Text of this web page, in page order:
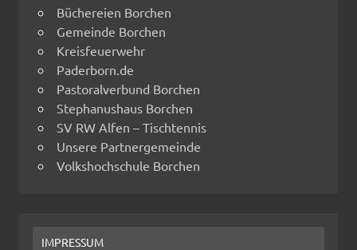
Büchereien Borchen
Gemeinde Borchen
Kreisfeuerwehr
Paderborn.de
Pastoralverbund Borchen
Stephanushaus Borchen
SV RW Alfen – Tischtennis
Unsere Partnergemeinde
Volkshochschule Borchen
IMPRESSUM